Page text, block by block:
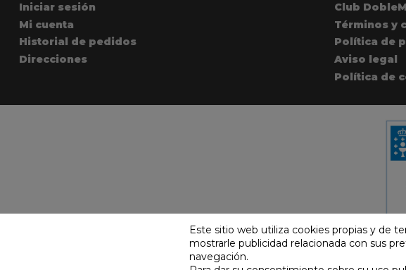
Iniciar sesión
Mi cuenta
Historial de pedidos
Direcciones
Club
Términos y
Política de
Aviso legal
Política de
Este sitio web utiliza cookies propias y de
mostrarle publicidad relacionada con sus
navegación.